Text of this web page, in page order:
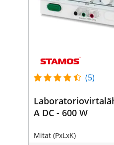
(5)
A DC - 600 W
Mitat (PxLxK)